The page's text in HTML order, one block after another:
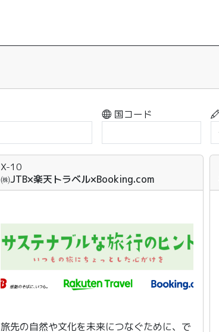
国コード
X-10
㈱JTB×楽天トラベル×Booking.com
旅先の自然や文化を未来につなぐために、で